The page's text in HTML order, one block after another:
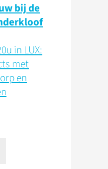
bij de
in LUX:
met
en